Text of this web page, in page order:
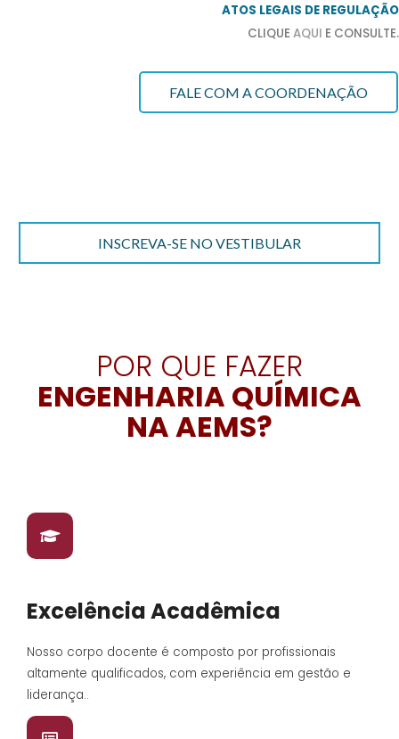
ATOS LEGAIS DE REGULAÇÃO
CLIQUE AQUI E CONSULTE.
FALE COM A COORDENAÇÃO
INSCREVA-SE NO VESTIBULAR
POR QUE FAZER
ENGENHARIA QUÍMICA
NA AEMS?
Excelência Acadêmica
Nosso corpo docente é composto por profissionais
altamente qualificados, com experiência em gestão e
liderança..